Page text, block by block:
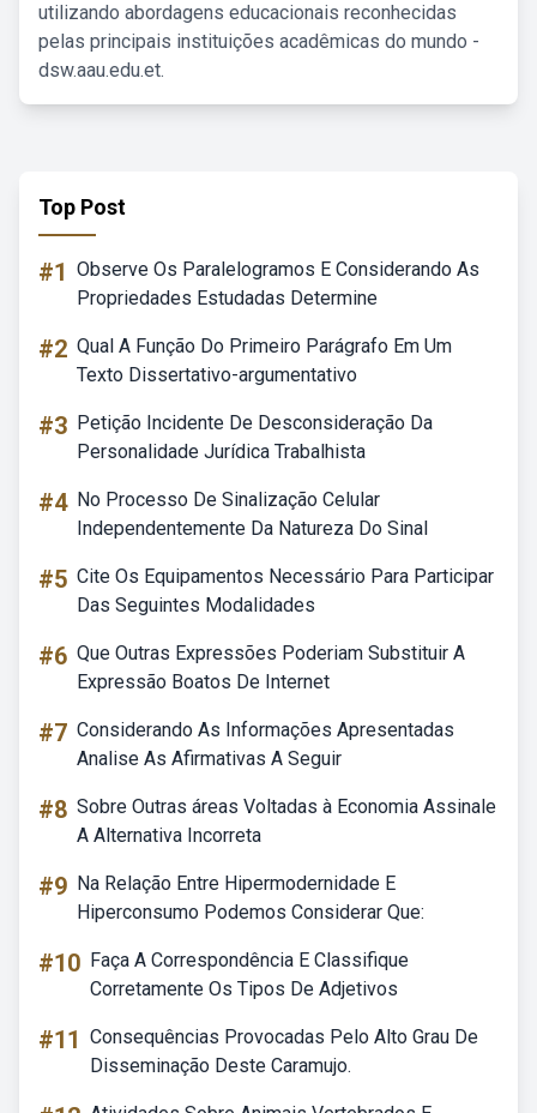
utilizando abordagens educacionais reconhecidas
pelas principais instituições acadêmicas do mundo -
dsw.aau.edu.et.
Top Post
#1 Observe Os Paralelogramos E Considerando As
Propriedades Estudadas Determine
#2 Qual A Função Do Primeiro Parágrafo Em Um
Texto Dissertativo-argumentativo
#3 Petição Incidente De Desconsideração Da
Personalidade Jurídica Trabalhista
#4 No Processo De Sinalização Celular
Independentemente Da Natureza Do Sinal
#5 Cite Os Equipamentos Necessário Para Participar
Das Seguintes Modalidades
#6 Que Outras Expressões Poderiam Substituir A
Expressão Boatos De Internet
#7 Considerando As Informações Apresentadas
Analise As Afirmativas A Seguir
#8 Sobre Outras áreas Voltadas à Economia Assinale
A Alternativa Incorreta
#9 Na Relação Entre Hipermodernidade E
Hiperconsumo Podemos Considerar Que:
#10 Faça A Correspondência E Classifique
Corretamente Os Tipos De Adjetivos
#11 Consequências Provocadas Pelo Alto Grau De
Disseminação Deste Caramujo.